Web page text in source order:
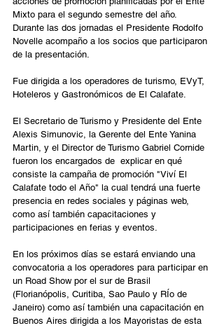
Mixto para el segundo semestre del año.
Durante las dos jornadas el Presidente Rodolfo
Novelle acompaño a los socios que participaron
de la presentación.
Fue dirigida a los operadores de turismo, EVyT,
Hoteleros y Gastronómicos de El Calafate.
El Secretario de Turismo y Presidente del Ente
Alexis Simunovic, la Gerente del Ente Yanina
Martin, y el Director de Turismo Gabriel Cornide
fueron los encargados de  explicar en qué
consiste la campaña de promoción "Viví El
Calafate todo el Año" la cual tendrá una fuerte
presencia en redes sociales y páginas web,
como así también capacitaciones y
participaciones en ferias y eventos.
En los próximos días se estará enviando una
convocatoria a los operadores para participar en
un Road Show por el sur de Brasil
(Florianópolis, Curitiba, Sao Paulo y RÍo de
Janeiro) como así también una capacitación en
Buenos Aires dirigida a los Mayoristas de esta